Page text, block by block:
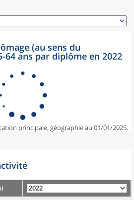
(au sens du
64 ans par diplôme en 2022
principale, géographie au 01/01/2025.